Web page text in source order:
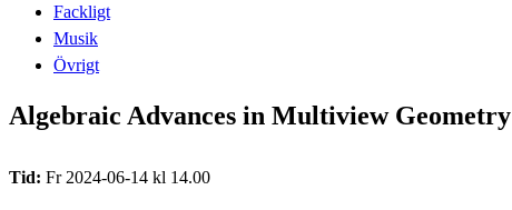
Fackligt
Musik
Övrigt
Algebraic Advances in Multiview Geometry
Tid: Fr 2024-06-14 kl 14.00